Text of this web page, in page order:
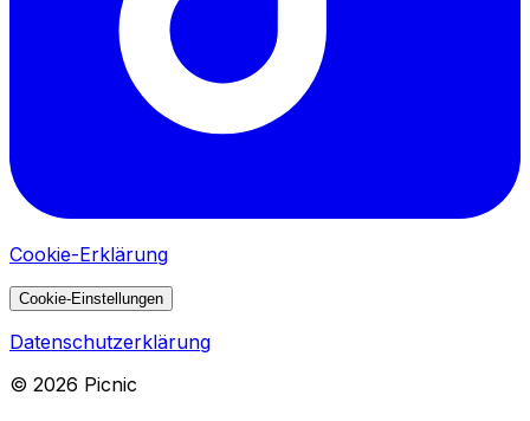
Cookie-Erklärung
Cookie-Einstellungen
Datenschutzerklärung
© 2026 Picnic